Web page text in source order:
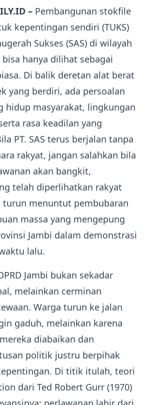
– Pembangunan stokfile
kepentingan sendiri (TUKS)
Sukses (SAS) di wilayah
hanya dilihat sebagai
Di balik deretan alat berat
yang berdiri, ada persoalan
hidup masyarakat, lingkungan
rasa keadilan yang
PT. SAS terus berjalan tanpa
rakyat, jangan salahkan bila
akan bangkit,
telah diperlihatkan rakyat
turun menuntut pembubaran
massa yang mengepung
Jambi dalam demonstrasi
lalu.
Jambi bukan sekadar
melainkan cerminan
Warga turun ke jalan
gaduh, melainkan karena
diabaikan dan
politik justru berpihak
Di titik itulah, teori
dari Ted Robert Gurr (1970)